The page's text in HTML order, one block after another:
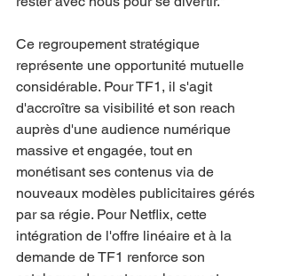
Ce regroupement stratégique
représente une opportunité mutuelle
considérable. Pour TF1, il s'agit
d'accroître sa visibilité et son reach
auprès d'une audience numérique
massive et engagée, tout en
monétisant ses contenus via de
nouveaux modèles publicitaires gérés
par sa régie. Pour Netflix, cette
intégration de l'offre linéaire et à la
demande de TF1 renforce son